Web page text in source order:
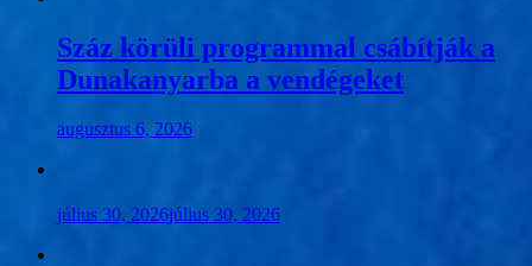
Száz körüli programmal csábítják a
Dunakanyarba a vendégeket
augusztus 6, 2026
július 30, 2026július 30, 2026